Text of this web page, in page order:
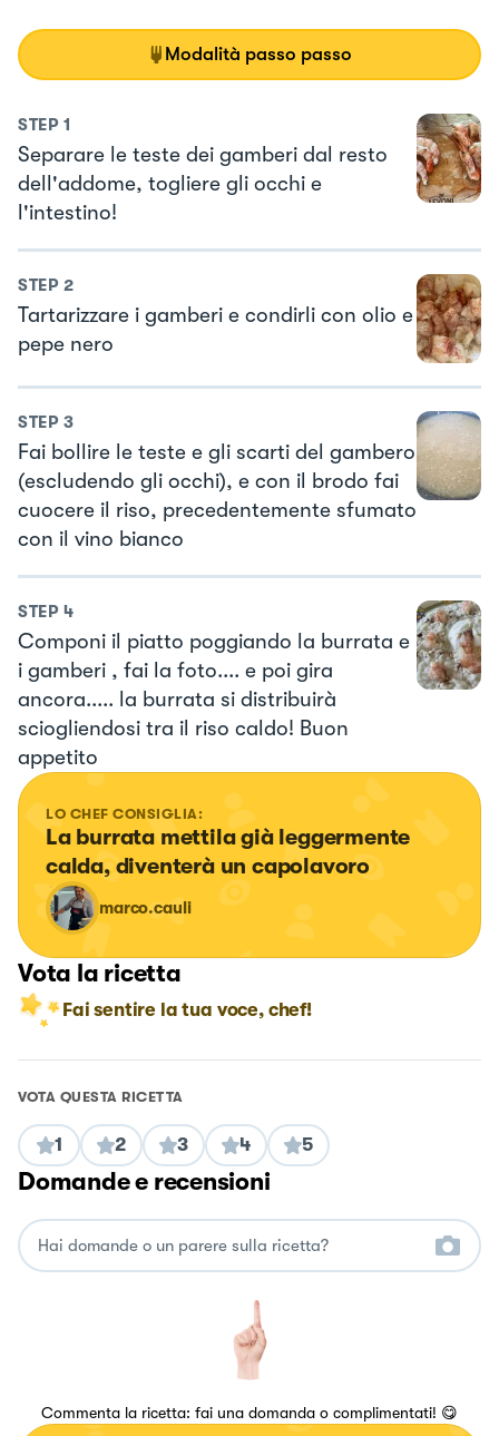
Modalità passo passo
STEP 1
Separare le teste dei gamberi dal resto
dell'addome, togliere gli occhi e
l'intestino!
STEP 2
Tartarizzare i gamberi e condirli con olio e
pepe nero
STEP 3
Fai bollire le teste e gli scarti del gambero
(escludendo gli occhi), e con il brodo fai
cuocere il riso, precedentemente sfumato
con il vino bianco
STEP 4
Componi il piatto poggiando la burrata e
i gamberi , fai la foto.... e poi gira
ancora..... la burrata si distribuirà
sciogliendosi tra il riso caldo! Buon
appetito
LO CHEF CONSIGLIA:
La burrata mettila già leggermente
calda, diventerà un capolavoro
marco.cauli
Vota la ricetta
Fai sentire la tua voce, chef!
VOTA QUESTA RICETTA
1 2 3 4 5
Domande e recensioni
Commenta la ricetta: fai una domanda o complimentati! 😋